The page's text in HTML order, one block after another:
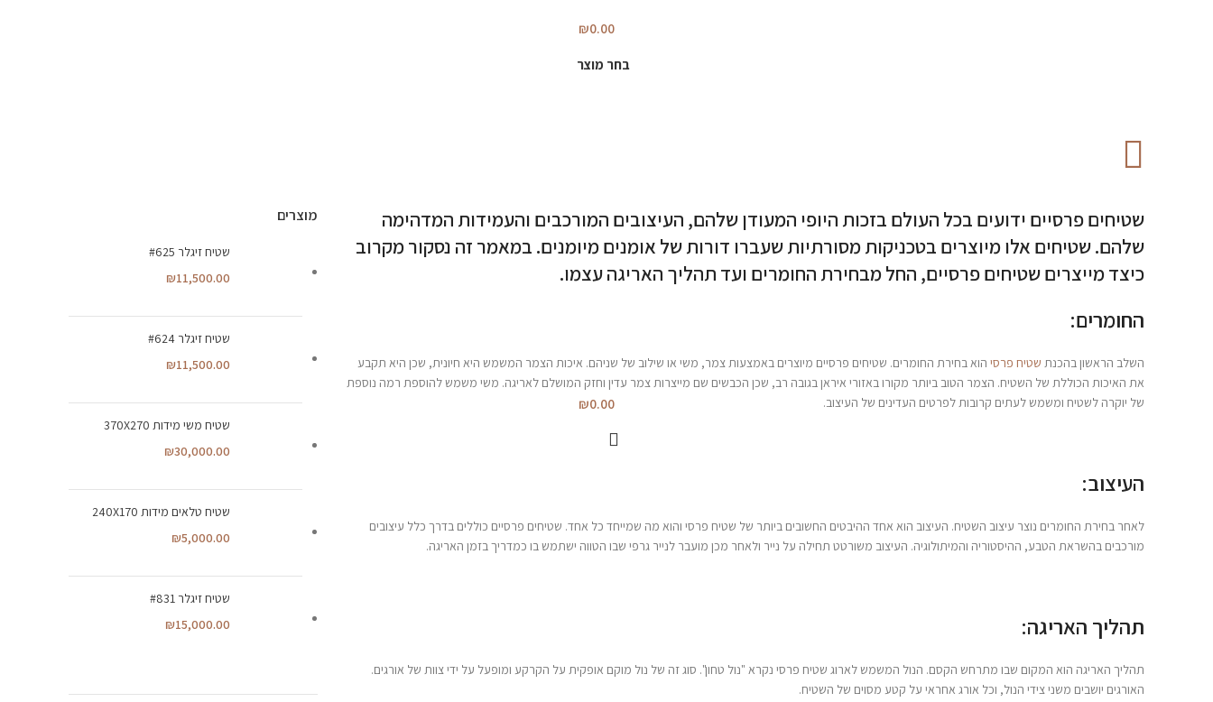
₪0.00
בחר מוצר
₪0.00
שטיחים פרסיים ידועים בכל העולם בזכות היופי המעודן שלהם, העיצובים המורכבים והעמידות המדהימה
שלהם. שטיחים אלו מיוצרים בטכניקות מסורתיות שעברו דורות של אומנים מיומנים. במאמר זה נסקור מקרוב
כיצד מייצרים שטיחים פרסיים, החל מבחירת החומרים ועד תהליך האריגה עצמו.
החומרים:
השלב הראשון בהכנת שטיח פרסי הוא בחירת החומרים. שטיחים פרסיים מיוצרים באמצעות צמר, משי או שילוב של שניהם. איכות הצמר המשמש היא חיונית, שכן היא תקבע
את האיכות הכוללת של השטיח. הצמר הטוב ביותר מקורו באזורי איראן בגובה רב, שכן הכבשים שם מייצרות צמר עדין וחזק המושלם לאריגה. משי משמש להוספת רמה נוספת
של יוקרה לשטיח ומשמש לעתים קרובות לפרטים העדינים של העיצוב.
העיצוב:
לאחר בחירת החומרים נוצר עיצוב השטיח. העיצוב הוא אחד ההיבטים החשובים ביותר של שטיח פרסי והוא מה שמייחד כל אחד. שטיחים פרסיים כוללים בדרך כלל עיצובים
מורכבים בהשראת הטבע, ההיסטוריה והמיתולוגיה. העיצוב משורטט תחילה על נייר ולאחר מכן מועבר לנייר גרפי שבו הטווה ישתמש בו כמדריך בזמן האריגה.
תהליך האריגה:
תהליך האריגה הוא המקום שבו מתרחש הקסם. הנול המשמש לארוג שטיח פרסי נקרא "נול טחון". סוג זה של נול מוקם אופקית על הקרקע ומופעל על ידי צוות של אורגים.
האורגים יושבים משני צידי הנול, וכל אורג אחראי על קטע מסוים של השטיח.
מוצרים
שטיח זיגלר #625
₪11,500.00
שטיח זיגלר #624
₪11,500.00
שטיח משי מידות 370X270
₪30,000.00
שטיח טלאים מידות 240X170
₪5,000.00
שטיח זיגלר #831
₪15,000.00